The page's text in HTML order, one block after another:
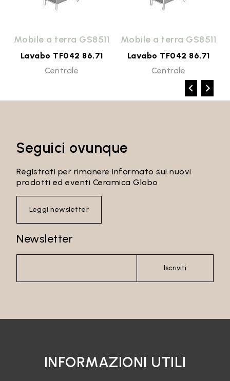
Mobile a terra GS8511
Lavabo TF042 86.71
Centrale
Mobile a terra GS8511
Lavabo TF042 86.71
Centrale
Seguici ovunque
Registrati per rimanere informato sui nuovi
prodotti ed eventi Ceramica Globo
Leggi newsletter
Newsletter
Iscriviti
INFORMAZIONI UTILI